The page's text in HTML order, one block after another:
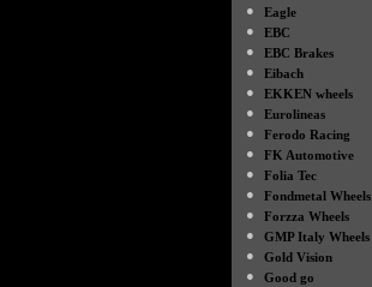
●
Eagle
●
EBC
●
EBC Brakes
●
Eibach
●
EKKEN wheels
●
Eurolineas
●
Ferodo Racing
●
FK Automotive
●
Folia Tec
●
Fondmetal Wheels
●
Forzza Wheels
●
GMP Italy Wheels
●
Gold Vision
●
Good go